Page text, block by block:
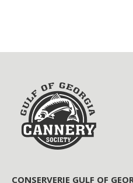
CONSERVERIE GULF OF